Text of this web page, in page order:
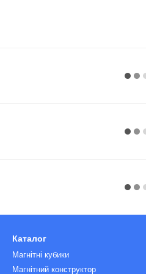
Каталог
Магнітні кубики
Магнітний конструктор